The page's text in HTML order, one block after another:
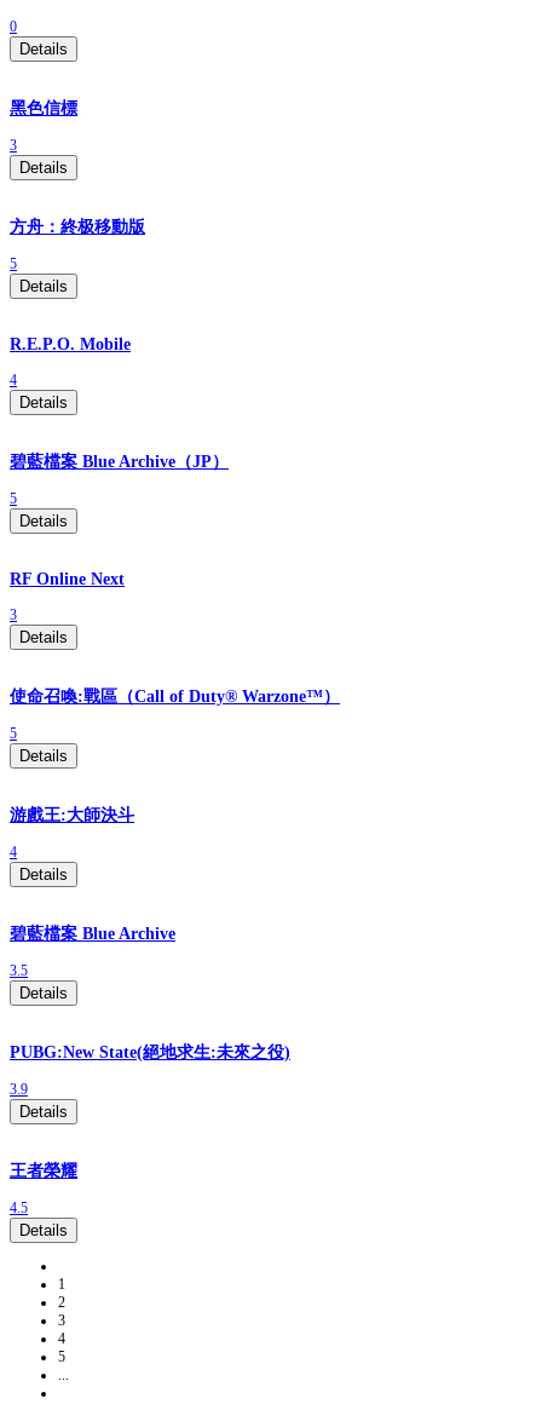
0
Details
黑色信標
3
Details
方舟：終极移動版
5
Details
R.E.P.O. Mobile
4
Details
碧藍檔案 Blue Archive（JP）
5
Details
RF Online Next
3
Details
使命召喚:戰區（Call of Duty® Warzone™）
5
Details
游戲王:大師決斗
4
Details
碧藍檔案 Blue Archive
3.5
Details
PUBG:New State(絕地求生:未來之役)
3.9
Details
王者榮耀
4.5
Details
1
2
3
4
5
...